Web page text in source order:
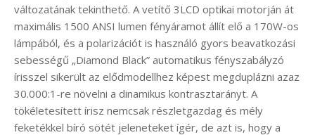
változatának tekinthető. A vetítő 3LCD optikai motorján át
maximális 1500 ANSI lumen fényáramot állít elő a 170W-os
lámpából, és a polarizációt is használó gyors beavatkozási
sebességű „Diamond Black” automatikus fényszabályzó
írisszel sikerült az elődmodellhez képest megduplázni azaz
30.000:1-re növelni a dinamikus kontrasztarányt. A
tökéletesített írisz nemcsak részletgazdag és mély
feketékkel bíró sötét jeleneteket ígér, de azt is, hogy a